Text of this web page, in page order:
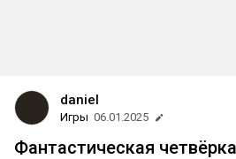
daniel
Игры 06.01.2025
Фантастическая